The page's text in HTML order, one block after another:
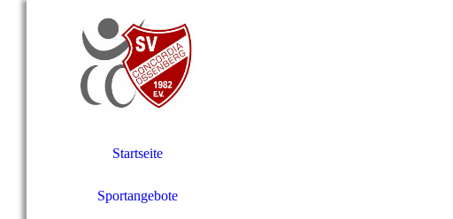
Startseite
Sportangebote